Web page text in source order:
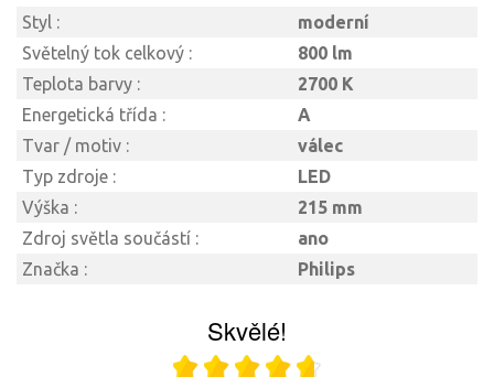
Styl :
moderní
Světelný tok celkový :
800 lm
Teplota barvy :
2700 K
Energetická třída :
A
Tvar / motiv :
válec
Typ zdroje :
LED
Výška :
215 mm
Zdroj světla součástí :
ano
Značka :
Philips